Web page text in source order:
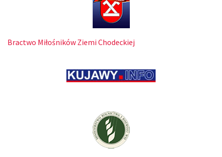
Bractwo Miłośników Ziemi Chodeckiej